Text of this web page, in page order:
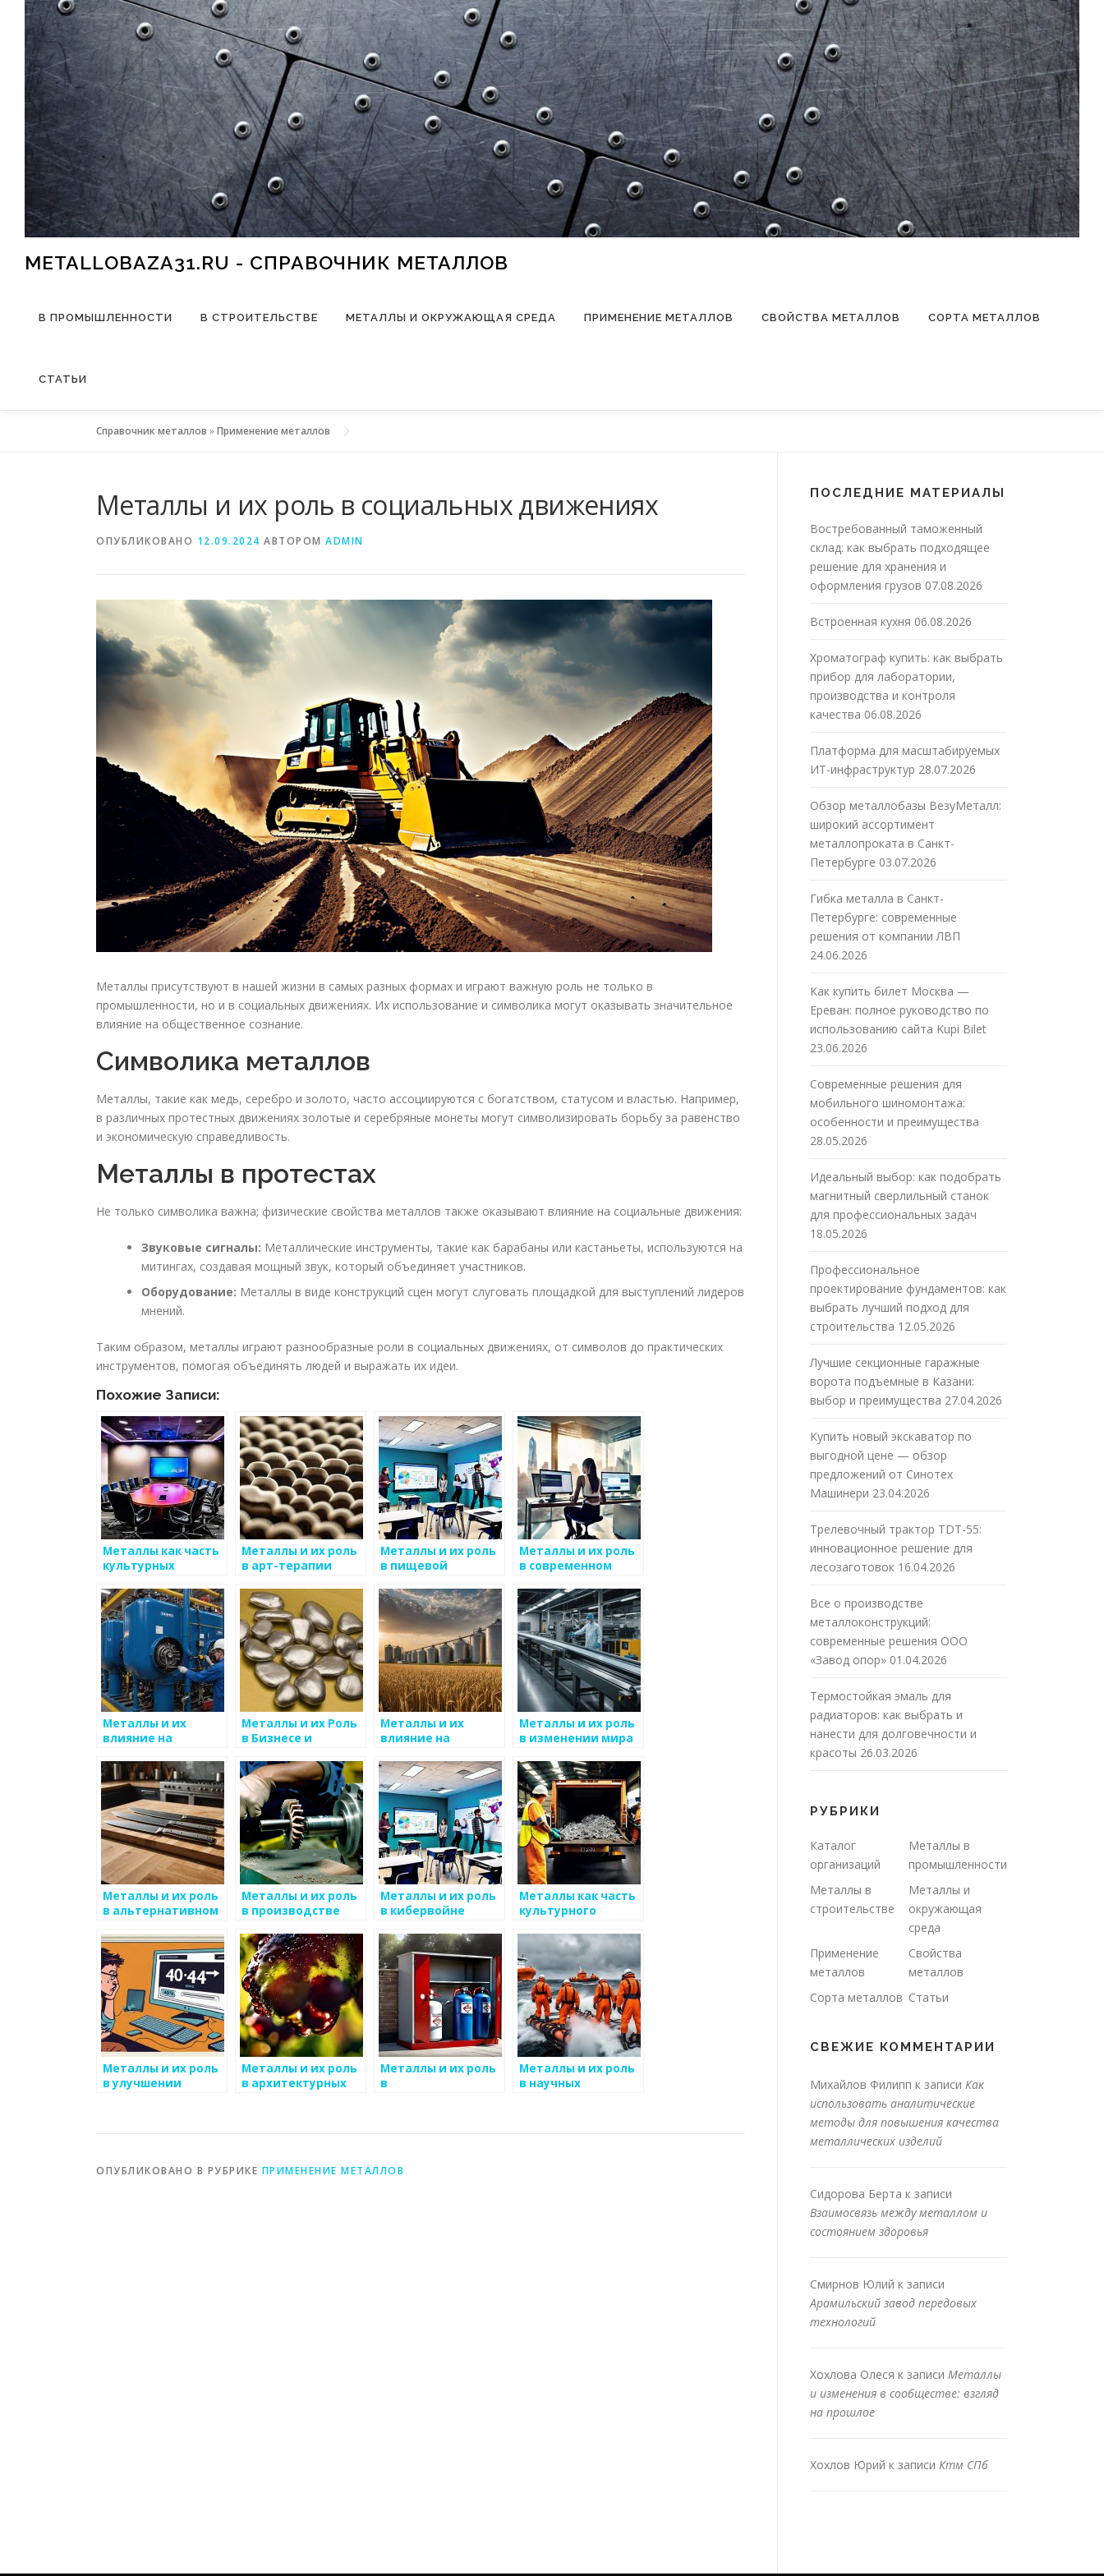
Перейти к содержимому
METALLOBAZA31.RU - СПРАВОЧНИК МЕТАЛЛОВ
В ПРОМЫШЛЕННОСТИ В СТРОИТЕЛЬСТВЕ МЕТАЛЛЫ И ОКРУЖАЮЩАЯ СРЕДА ПРИМЕНЕНИЕ МЕТАЛЛОВ СВОЙСТВА МЕТАЛЛОВ СОРТА МЕТАЛЛОВ
СТАТЬИ
Справочник металлов »Применение металлов
Металлы и их роль в социальных движениях
ОПУБЛИКОВАНО 12.09.2024 АВТОРОМ ADMIN
Металлы присутствуют в нашей жизни в самых разных формах и играют важную роль не только в
промышленности, но и в социальных движениях. Их использование и символика могут оказывать значительное
влияние на общественное сознание.
Символика металлов
Металлы, такие как медь, серебро и золото, часто ассоциируются с богатством, статусом и властью. Например,
в различных протестных движениях золотые и серебряные монеты могут символизировать борьбу за равенство
и экономическую справедливость.
Металлы в протестах
Не только символика важна; физические свойства металлов также оказывают влияние на социальные движения:
Звуковые сигналы: Металлические инструменты, такие как барабаны или кастаньеты, используются на
митингах, создавая мощный звук, который объединяет участников.
Оборудование: Металлы в виде конструкций сцен могут слуговать площадкой для выступлений лидеров
мнений.
Таким образом, металлы играют разнообразные роли в социальных движениях, от символов до практических
инструментов, помогая объединять людей и выражать их идеи.
Похожие Записи:
Металлы как часть
культурных
Металлы и их роль
в арт-терапии
Металлы и их роль
в пищевой
Металлы и их роль
в современном
Металлы и их
влияние на
процессы
Металлы и их Роль
в Бизнесе и
Металлы и их
влияние на
Металлы и их роль
в изменении мира
Металлы и их роль
в альтернативном
Металлы и их роль
в производстве
технологий
Металлы и их роль
в кибервойне
Металлы как часть
культурного
Металлы и их роль
в улучшении
Металлы и их роль
в архитектурных
Металлы и их роль
в
Металлы и их роль
в научных
ОПУБЛИКОВАНО В РУБРИКЕ ПРИМЕНЕНИЕ МЕТАЛЛОВ
ПОСЛЕДНИЕ МАТЕРИАЛЫ
Востребованный таможенный
склад: как выбрать подходящее
решение для хранения и
оформления грузов 07.08.2026
Встроенная кухня 06.08.2026
Хроматограф купить: как выбрать
прибор для лаборатории,
производства и контроля
качества 06.08.2026
Платформа для масштабируемых
ИТ-инфраструктур 28.07.2026
Обзор металлобазы ВезуМеталл:
широкий ассортимент
металлопроката в Санкт-
Петербурге 03.07.2026
Гибка металла в Санкт-
Петербурге: современные
решения от компании ЛВП
24.06.2026
Как купить билет Москва —
Ереван: полное руководство по
использованию сайта Kupi Bilet
23.06.2026
Современные решения для
мобильного шиномонтажа:
особенности и преимущества
28.05.2026
Идеальный выбор: как подобрать
магнитный сверлильный станок
для профессиональных задач
18.05.2026
Профессиональное
проектирование фундаментов: как
выбрать лучший подход для
строительства 12.05.2026
Лучшие секционные гаражные
ворота подъемные в Казани:
выбор и преимущества 27.04.2026
Купить новый экскаватор по
выгодной цене — обзор
предложений от Синотех
Машинери 23.04.2026
Трелевочный трактор TDT-55:
инновационное решение для
лесозаготовок 16.04.2026
Все о производстве
металлоконструкций:
современные решения ООО
«Завод опор» 01.04.2026
Термостойкая эмаль для
радиаторов: как выбрать и
нанести для долговечности и
красоты 26.03.2026
РУБРИКИ
Каталог
организаций
Металлы в
промышленности
Металлы в
строительстве
Металлы и
окружающая
среда
Применение
металлов
Свойства
металлов
Сорта металлов Статьи
СВЕЖИЕ КОММЕНТАРИИ
Михайлов Филипп к записи Как
использовать аналитические
методы для повышения качества
металлических изделий
Сидорова Берта к записи
Взаимосвязь между металлом и
состоянием здоровья
Смирнов Юлий к записи
Арамильский завод передовых
технологий
Хохлова Олеся к записи Металлы
и изменения в сообществе: взгляд
на прошлое
Хохлов Юрий к записи Ктм СПб